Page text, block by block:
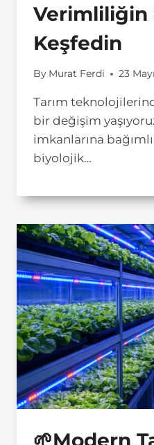
Verimliliğin
Keşfedin
By Murat Ferdi 23
Tarım
bir değişim
imkanlarına
biyolojik…
🌱Modern